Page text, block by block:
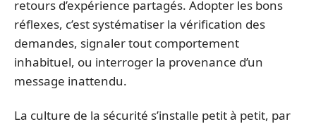
retours d’expérience partagés. Adopter les bons
réflexes, c’est systématiser la vérification des
demandes, signaler tout comportement
inhabituel, ou interroger la provenance d’un
message inattendu.
La culture de la sécurité s’installe petit à petit, par